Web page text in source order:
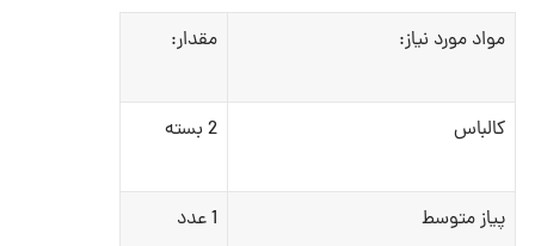
مواد مورد نیاز: مقدار:
کالباس 2 بسته
پیاز متوسط 1 عدد